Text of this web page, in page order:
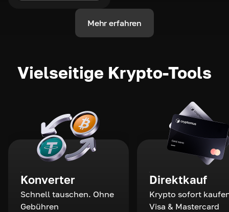
Mehr erfahren
Vielseitige Krypto-Tools
Konverter
Schnell tauschen. Ohne
Gebühren
Direktkauf
Krypto sofort
Visa & Mastercard